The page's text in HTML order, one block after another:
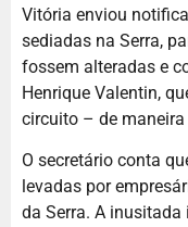
Vitória enviou
sediadas na Serra,
fossem alteradas e
Henrique Valentin,
circuito – de
O secretário conta
levadas por
da Serra. A